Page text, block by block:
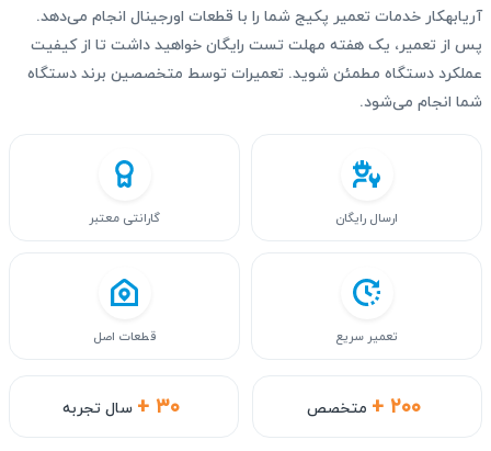
آریابهکار خدمات تعمیر پکیج شما را با قطعات اورجینال انجام می‌دهد.
پس از تعمیر، یک هفته مهلت تست رایگان خواهید داشت تا از کیفیت
عملکرد دستگاه مطمئن شوید. تعمیرات توسط متخصصین برند دستگاه
شما انجام می‌شود.
+ ۲۰۰ متخصص + ۳۰ سال تجربه
ارسال رایگان گارانتی معتبر
تعمیر سریع قطعات اصل